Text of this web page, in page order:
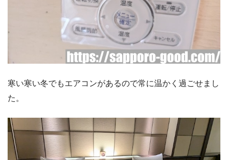
寒い寒い冬でもエアコンがあるので常に温かく過ごせまし
た。